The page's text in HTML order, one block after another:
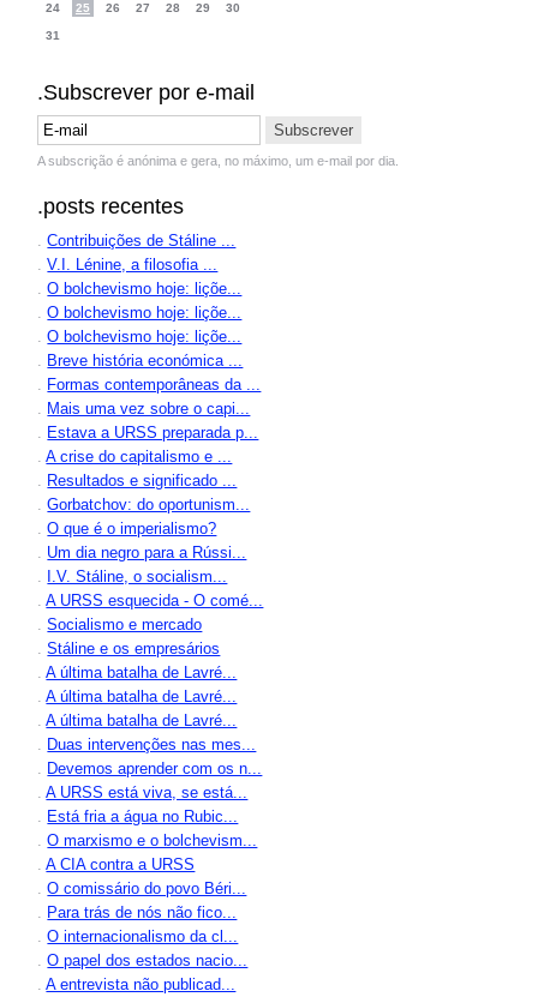
24 25 26 27 28 29 30
31
.Subscrever por e-mail
A subscrição é anónima e gera, no máximo, um e-mail por dia.
.posts recentes
.Contribuições de Stáline ...
.V.I. Lénine, a filosofia ...
.O bolchevismo hoje: liçõe...
.O bolchevismo hoje: liçõe...
.O bolchevismo hoje: liçõe...
Breve história económica ...
Formas contemporâneas da ...
Mais uma vez sobre o capi...
Estava a URSS preparada p...
.A crise do capitalismo e ...
Resultados e significado ...
.Gorbatchov: do oportunism...
.O que é o imperialismo?
Um dia negro para a Rússi...
I.V. Stáline, o socialism...
.A URSS esquecida - O comé...
.Socialismo e mercado
.Stáline e os empresários
.A última batalha de Lavré...
.A última batalha de Lavré...
.A última batalha de Lavré...
Duas intervenções nas mes...
Devemos aprender com os n...
.A URSS está viva, se está...
Está fria a água no Rubic...
.O marxismo e o bolchevism...
.A CIA contra a URSS
.O comissário do povo Béri...
Para trás de nós não fico...
.O internacionalismo da cl...
.O papel dos estados nacio...
.A entrevista não publicad...